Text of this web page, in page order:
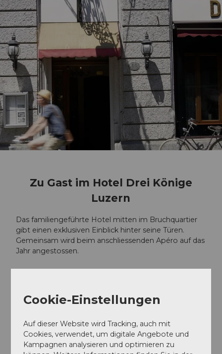
Zu Gast im Hotel Drei Könige
Luzern
Das familiengeführte Hotel mitten im Bruchquartier
gibt einen exklusiven Einblick hinter seine Türen.
Gemeinsam wird beim anschliessenden Apéro auf das
Jahr angestossen.
16.00 Uhr
Bruchstrasse 35, Luzern
Bereits jetzt vormerken!
Cookie-Einstellungen
Auf dieser Website wird Tracking, auch mit
Cookies, verwendet, um digitale Angebote und
Kampagnen analysieren und optimieren zu